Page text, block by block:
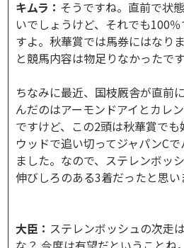
キムラ： そうですね。直前で状
いでしょうけど、それでも100
すよ。秋華賞では馬券にはなり
と競馬内容は物足りなかったです
ちなみに最近、国枝厩舎が直前
んだのはアーモンドアイとカレ
ですけど、この2頭は秋華賞で
ウッドで追い切ってジャパンC
ました。なので、ステレンボッ
伸びしろのある3着だったと思い
大臣： ステレンボッシュの次走